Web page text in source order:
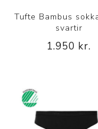
Tufte Bambus
svartir
1.950 kr.